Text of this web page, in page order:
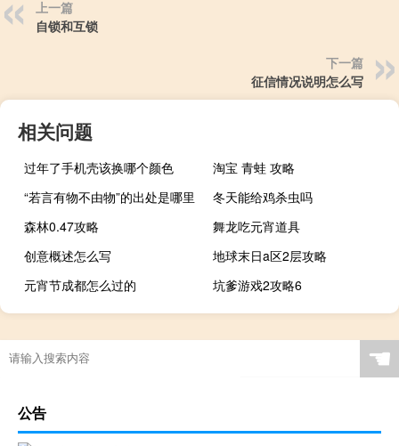
上一篇
自锁和互锁
下一篇
征信情况说明怎么写
相关问题
过年了手机壳该换哪个颜色
淘宝 青蛙 攻略
“若言有物不由物”的出处是哪里
冬天能给鸡杀虫吗
森林0.47攻略
舞龙吃元宵道具
创意概述怎么写
地球末日a区2层攻略
元宵节成都怎么过的
坑爹游戏2攻略6
☚
公告